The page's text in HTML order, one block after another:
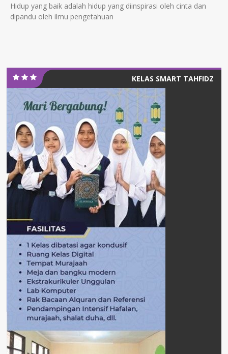
Hidup yang baik adalah hidup yang diinspirasi oleh cinta dan
dipandu oleh ilmu pengetahuan
KELAS SMART TAHFIDZ